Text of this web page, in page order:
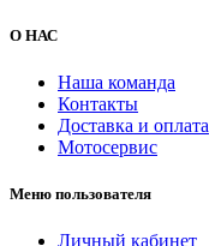
О НАС
Наша команда
Контакты
Доставка и оплата
Мотосервис
Меню пользователя
Личный кабинет